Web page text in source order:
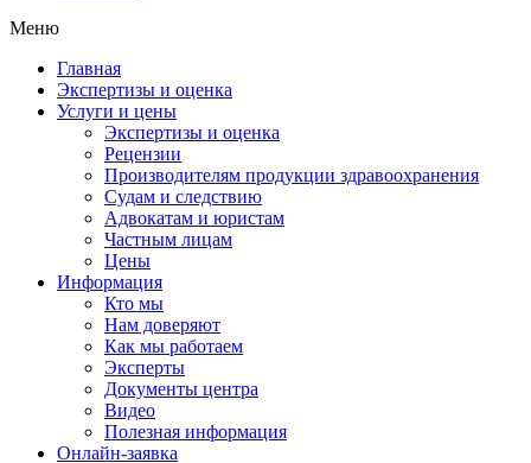
Меню
Главная
Экспертизы и оценка
Услуги и цены
Экспертизы и оценка
Рецензии
Производителям продукции здравоохранения
Судам и следствию
Адвокатам и юристам
Частным лицам
Цены
Информация
Кто мы
Нам доверяют
Как мы работаем
Эксперты
Документы центра
Видео
Полезная информация
Онлайн-заявка